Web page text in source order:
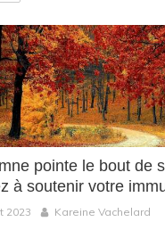
pointe le bout de
à soutenir votre
2023 Kareine Vachelard